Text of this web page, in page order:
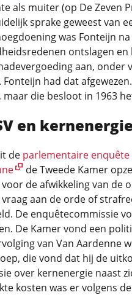
als muiter (op De Zeven
sprake geweest van
was Fonteijn
ontslagen
aan, onder
Fonteijn had dat
maar die besloot in 1963
en kernenergie
de parlementaire enquête
de Tweede Kamer
de afwikkeling van de
vraag aan de orde of
De enquêtecommissie
De Kamer vond een
van Van Aardenne
die vond dat hij de
over kernenergie naast
kosten was er volgens